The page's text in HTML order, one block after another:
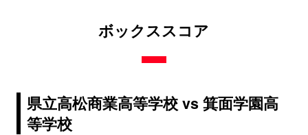
ボックススコア
県立高松商業高等学校 vs 箕面学園高
等学校